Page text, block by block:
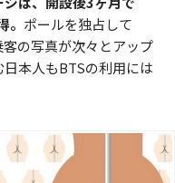
ポールを独占して
の写真が次々とアップ
本人もBTSの利用には